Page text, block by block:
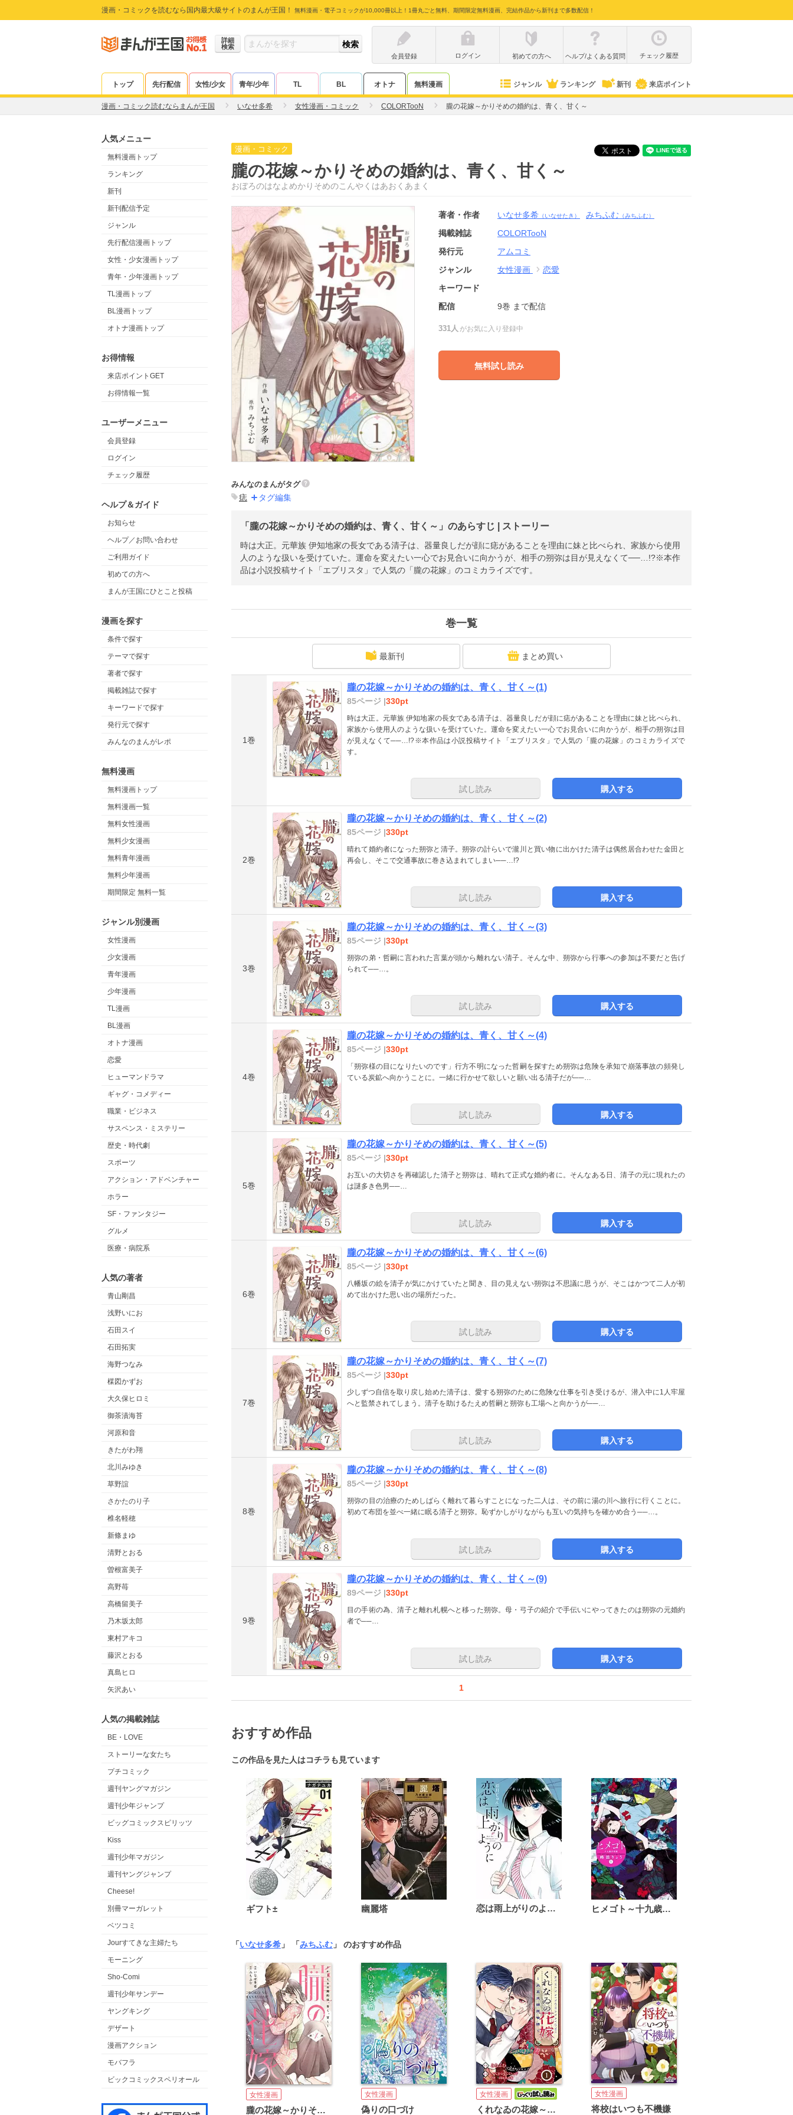
漫画・コミックを読むなら国内最大級サイトのまんが王国！ 無料漫画・電子コミックが10,000冊以上！1冊丸ごと無料、期間限定無料漫画、完結作品から新刊まで多数配信！
詳細
検索
会員登録
ログイン 初めての方へ ヘルプ/よくある質問 チェック履歴
トップ 先行配信 女性/少女 青年/少年 TL BL オトナ 無料漫画 ジャンル ランキング 新刊 来店ポイント
漫画・コミック読むならまんが王国 いなせ多希 女性漫画・コミック COLORTooN 朧の花嫁～かりそめの婚約は、青く、甘く～
人気メニュー
無料漫画トップ
ランキング
新刊
新刊配信予定
ジャンル
先行配信漫画トップ
女性・少女漫画トップ
青年・少年漫画トップ
TL漫画トップ
BL漫画トップ
オトナ漫画トップ
お得情報
来店ポイントGET
お得情報一覧
ユーザーメニュー
会員登録
ログイン
チェック履歴
ヘルプ＆ガイド
お知らせ
ヘルプ／お問い合わせ
ご利用ガイド
初めての方へ
まんが王国にひとこと投稿
漫画を探す
条件で探す
テーマで探す
著者で探す
掲載雑誌で探す
キーワードで探す
発行元で探す
みんなのまんがレポ
無料漫画
無料漫画トップ
無料漫画一覧
無料女性漫画
無料少女漫画
無料青年漫画
無料少年漫画
期間限定 無料一覧
ジャンル別漫画
女性漫画
少女漫画
青年漫画
少年漫画
TL漫画
BL漫画
オトナ漫画
恋愛
ヒューマンドラマ
ギャグ・コメディー
職業・ビジネス
サスペンス・ミステリー
歴史・時代劇
スポーツ
アクション・アドベンチャー
ホラー
SF・ファンタジー
グルメ
医療・病院系
人気の著者
青山剛昌
浅野いにお
石田スイ
石田拓実
海野つなみ
楳図かずお
大久保ヒロミ
御茶漬海苔
河原和音
きたがわ翔
北川みゆき
草野誼
さかたのり子
椎名軽穂
新條まゆ
清野とおる
曽根富美子
高野苺
高橋留美子
乃木坂太郎
東村アキコ
藤沢とおる
真島ヒロ
矢沢あい
人気の掲載雑誌
BE・LOVE
ストーリーな女たち
プチコミック
週刊ヤングマガジン
週刊少年ジャンプ
ビッグコミックスピリッツ
Kiss
週刊少年マガジン
週刊ヤングジャンプ
Cheese!
別冊マーガレット
ベツコミ
Jourすてきな主婦たち
モーニング
Sho-Comi
週刊少年サンデー
ヤングキング
デザート
漫画アクション
モバフラ
ビックコミックスペリオール
漫画・コミック
朧の花嫁～かりそめの婚約は、青く、甘く～
おぼろのはなよめかりそめのこんやくはあおくあまく
著者・作者 いなせ多希 （いなせたき） みちふむ （みちふむ）
掲載雑誌
COLORTooN
発行元
アムコミ
ジャンル
女性漫画
恋愛
キーワード
配信
9巻 まで配信
331人 がお気に入り登録中
無料試し読み
みんなのまんがタグ
痣 タグ編集
「朧の花嫁～かりそめの婚約は、青く、甘く～」のあらすじ | ストーリー
時は大正。元華族 伊知地家の長女である清子は、器量良しだが顔に痣があることを理由に妹と比べられ、家族から使用
人のような扱いを受けていた。運命を変えたい一心でお見合いに向かうが、相手の朔弥は目が見えなくて──…!?※本作
品は小説投稿サイト「エブリスタ」で人気の「朧の花嫁」のコミカライズです。
巻一覧
最新刊 まとめ買い
1巻
朧の花嫁～かりそめの婚約は、青く、甘く～(1)
85ページ |330pt
時は大正。元華族 伊知地家の長女である清子は、器量良しだが顔に痣があることを理由に妹と比べられ、
家族から使用人のような扱いを受けていた。運命を変えたい一心でお見合いに向かうが、相手の朔弥は目
が見えなくて──…!?※本作品は小説投稿サイト「エブリスタ」で人気の「朧の花嫁」のコミカライズで
す。
試し読み 購入する
2巻
朧の花嫁～かりそめの婚約は、青く、甘く～(2)
85ページ |330pt
晴れて婚約者になった朔弥と清子。朔弥の計らいで瀧川と買い物に出かけた清子は偶然居合わせた金田と
再会し、そこで交通事故に巻き込まれてしまい──…!?
試し読み 購入する
3巻
朧の花嫁～かりそめの婚約は、青く、甘く～(3)
85ページ |330pt
朔弥の弟・哲嗣に言われた言葉が頭から離れない清子。そんな中、朔弥から行事への参加は不要だと告げ
られて──…。
試し読み 購入する
4巻
朧の花嫁～かりそめの婚約は、青く、甘く～(4)
85ページ |330pt
「朔弥様の目になりたいのです」行方不明になった哲嗣を探すため朔弥は危険を承知で崩落事故の頻発し
ている炭鉱へ向かうことに。一緒に行かせて欲しいと願い出る清子だが──…
試し読み 購入する
5巻
朧の花嫁～かりそめの婚約は、青く、甘く～(5)
85ページ |330pt
お互いの大切さを再確認した清子と朔弥は、晴れて正式な婚約者に。そんなある日、清子の元に現れたの
は謎多き色男──…
試し読み 購入する
6巻
朧の花嫁～かりそめの婚約は、青く、甘く～(6)
85ページ |330pt
八幡坂の絵を清子が気にかけていたと聞き、目の見えない朔弥は不思議に思うが、そこはかつて二人が初
めて出かけた思い出の場所だった。
試し読み 購入する
7巻
朧の花嫁～かりそめの婚約は、青く、甘く～(7)
85ページ |330pt
少しずつ自信を取り戻し始めた清子は、愛する朔弥のために危険な仕事を引き受けるが、潜入中に1人牢屋
へと監禁されてしまう。清子を助けるたえめ哲嗣と朔弥も工場へと向かうが──…
試し読み 購入する
8巻
朧の花嫁～かりそめの婚約は、青く、甘く～(8)
85ページ |330pt
朔弥の目の治療のためしばらく離れて暮らすことになった二人は、その前に湯の川へ旅行に行くことに。
初めて布団を並べ一緒に眠る清子と朔弥。恥ずかしがりながらも互いの気持ちを確かめ合う──…。
試し読み 購入する
9巻
朧の花嫁～かりそめの婚約は、青く、甘く～(9)
89ページ |330pt
目の手術の為、清子と離れ札幌へと移った朔弥。母・弓子の紹介で手伝いにやってきたのは朔弥の元婚約
者で──…
試し読み 購入する
1
おすすめ作品
この作品を見た人はコチラも見ています
ギフト± 幽麗塔 恋は雨上がりのように ヒメゴト～十九歳の制服～
「いなせ多希 」 「みちふむ 」 のおすすめ作品
女性漫画
朧の花嫁～かりそめの婚約は、青く、甘く～【単行本版】
女性漫画
偽りの口づけ
女性漫画
くれなゐの花嫁～大正北國恋物語～
女性漫画
将校はいつも不機嫌